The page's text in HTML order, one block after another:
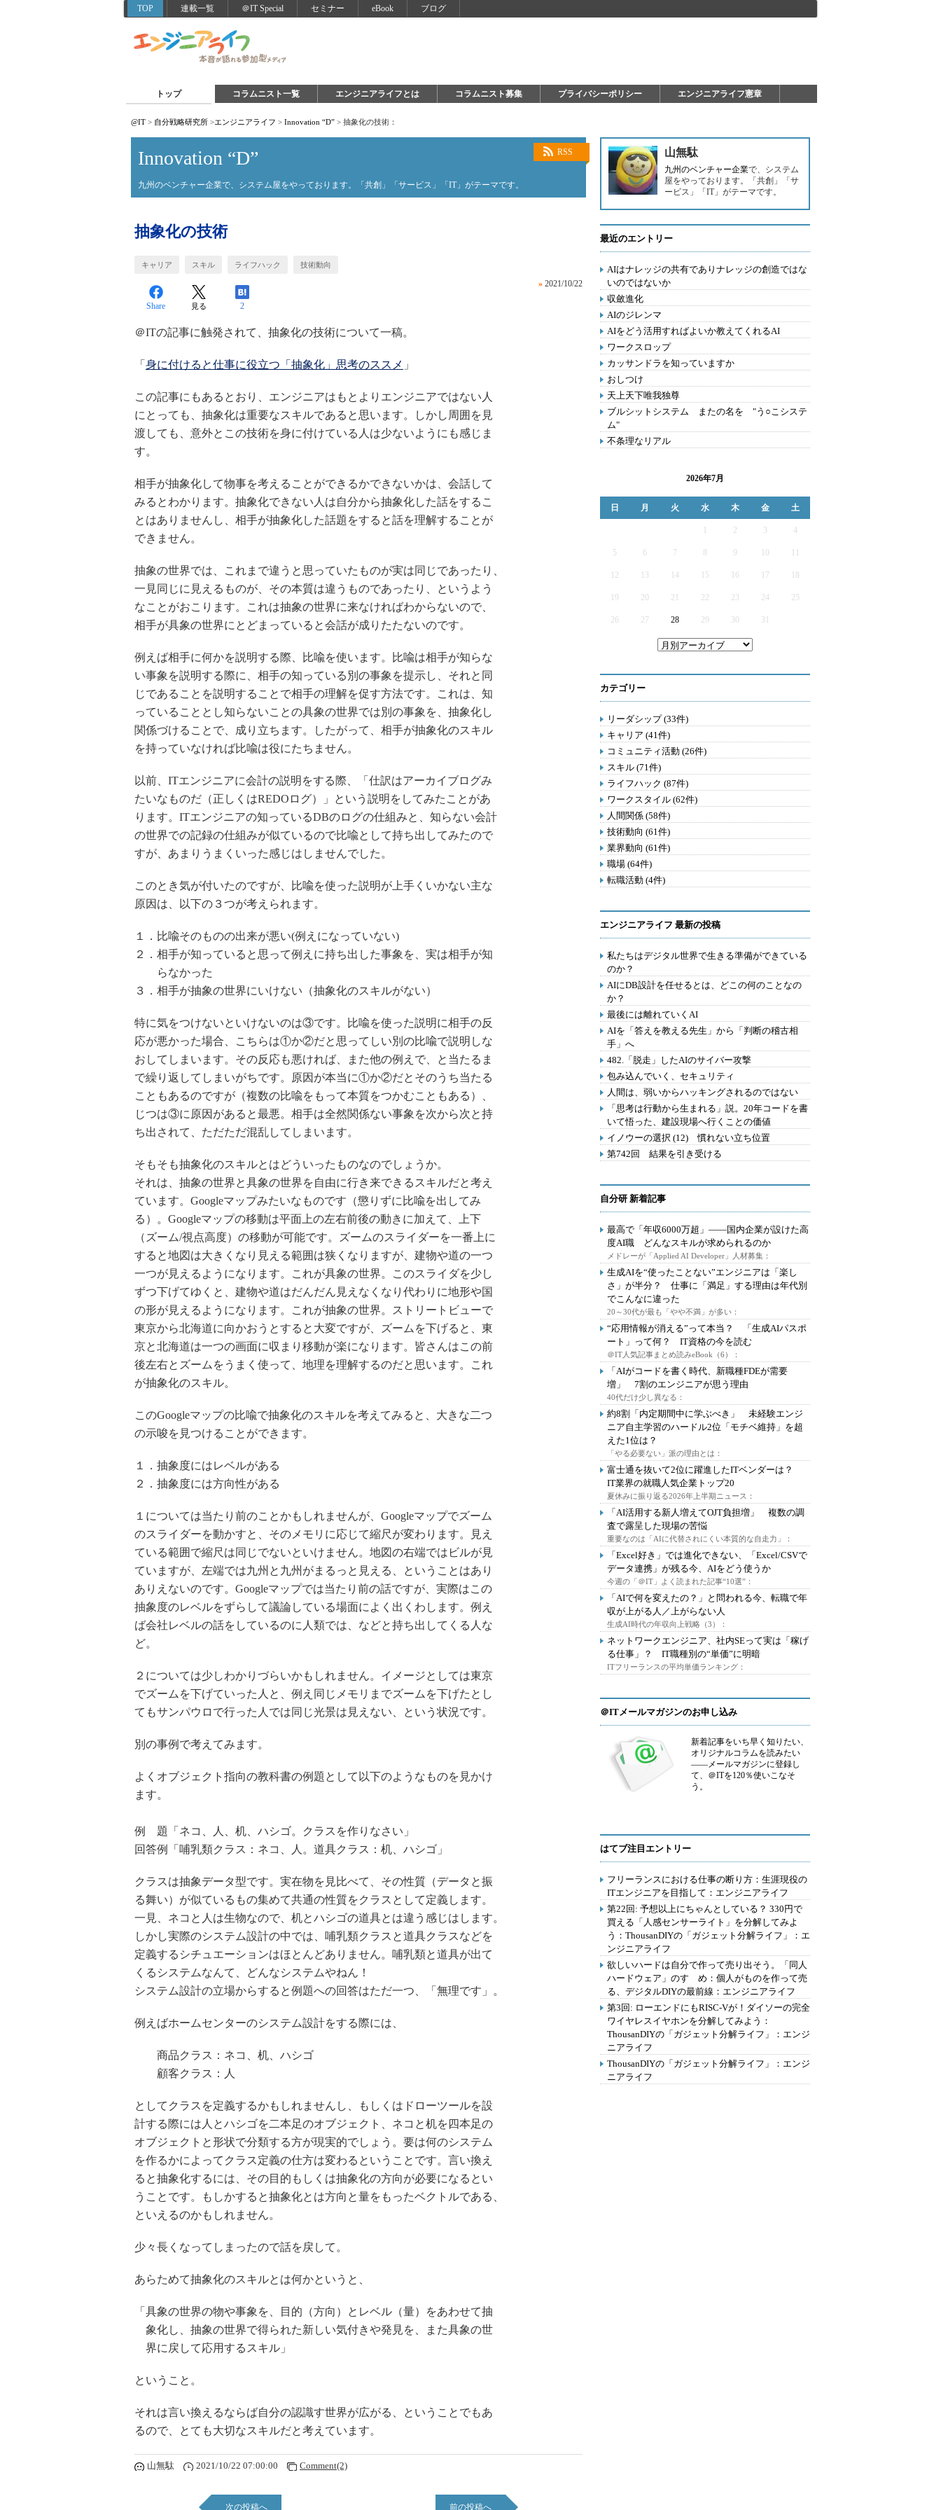
TOP 連載一覧 ＠IT Special セミナー eBook ブログ
トップ コラムニスト一覧 エンジニアライフとは コラムニスト募集 プライバシーポリシー エンジニアライフ憲章
@IT > 自分戦略研究所 >エンジニアライフ > Innovation “D” > 抽象化の技術：
RSS
Innovation “D”
九州のベンチャー企業で、システム屋をやっております。「共創」「サービス」「IT」がテーマです。
抽象化の技術
キャリア スキル ライフハック 技術動向
» 2021/10/22
Share 見る 2
＠ITの記事に触発されて、抽象化の技術について一稿。
「 身に付けると仕事に役立つ「抽象化」思考のススメ 」
この記事にもあるとおり、エンジニアはもとよりエンジニアではない人
にとっても、抽象化は重要なスキルであると思います。しかし周囲を見
渡しても、意外とこの技術を身に付けている人は少ないようにも感じま
す。
相手が抽象化して物事を考えることができるかできないかは、会話して
みるとわかります。抽象化できない人は自分から抽象化した話をするこ
とはありませんし、相手が抽象化した話題をすると話を理解することが
できません。
抽象の世界では、これまで違うと思っていたものが実は同じであったり、
一見同じに見えるものが、その本質は違うものであったり、というよう
なことがおこります。これは抽象の世界に来なければわからないので、
相手が具象の世界にとどまっていると会話が成りたたないのです。
例えば相手に何かを説明する際、比喩を使います。比喩は相手が知らな
い事象を説明する際に、相手の知っている別の事象を提示し、それと同
じであることを説明することで相手の理解を促す方法です。これは、知
っていることとし知らないことの具象の世界では別の事象を、抽象化し
関係づけることで、成り立ちます。したがって、相手が抽象化のスキル
を持っていなければ比喩は役にたちません。
以前、ITエンジニアに会計の説明をする際、「仕訳はアーカイブログみ
たいなものだ（正しくはREDOログ）」という説明をしてみたことがあ
ります。ITエンジニアの知っているDBのログの仕組みと、知らない会計
の世界での記録の仕組みが似ているので比喩として持ち出してみたので
すが、あまりうまくいった感じはしませんでした。
このとき気が付いたのですが、比喩を使った説明が上手くいかない主な
原因は、以下の３つが考えられます。
１．比喩そのものの出来が悪い(例えになっていない)
２．相手が知っていると思って例えに持ち出した事象を、実は相手が知
らなかった
３．相手が抽象の世界にいけない（抽象化のスキルがない）
特に気をつけないといけないのは③です。比喩を使った説明に相手の反
応が悪かった場合、こちらは①か②だと思ってしい別の比喩で説明しな
おしてしまいます。その反応も悪ければ、また他の例えで、と当たるま
で繰り返してしまいがちです。原因が本当に①か②だとそのうち当たる
こともあるのですが（複数の比喩をもって本質をつかむこともある）、
じつは③に原因があると最悪。相手は全然関係ない事象を次から次と持
ち出されて、ただただ混乱してしまいます。
そもそも抽象化のスキルとはどういったものなのでしょうか。
それは、抽象の世界と具象の世界を自由に行き来できるスキルだと考え
ています。Googleマップみたいなものです（懲りずに比喩を出してみ
る）。Googleマップの移動は平面上の左右前後の動きに加えて、上下
（ズーム/視点高度）の移動が可能です。ズームのスライダーを一番上に
すると地図は大きくなり見える範囲は狭くなりますが、建物や道の一つ
一つが見えるようになります。これが具象の世界。このスライダを少し
ずつ下げてゆくと、建物や道はだんだん見えなくなり代わりに地形や国
の形が見えるようになります。これが抽象の世界。ストリートビューで
東京から北海道に向かおうとすると大変ですが、ズームを下げると、東
京と北海道は一つの画面に収まり移動が楽になります。皆さんはこの前
後左右とズームをうまく使って、地理を理解するのだと思います。これ
が抽象化のスキル。
このGoogleマップの比喩で抽象化のスキルを考えてみると、大きな二つ
の示唆を見つけることができます。
１．抽象度にはレベルがある
２．抽象度には方向性がある
１については当たり前のことかもしれませんが、Googleマップでズーム
のスライダーを動かすと、そのメモリに応じて縮尺が変わります。見え
ている範囲で縮尺は同じでないといけません。地図の右端ではビルが見
ていますが、左端では九州と九州がまるっと見える、ということはあり
ありえないのです。Googleマップでは当たり前の話ですが、実際はこの
抽象度のレベルをずらして議論している場面によく出くわします。例え
ば会社レベルの話をしているのに人類では、などと持ち出してくる人な
ど。
２については少しわかりづらいかもしれません。イメージとしては東京
でズームを下げていった人と、例え同じメモリまでズームを下げたとし
てもサンパウロで行った人では同じ光景は見えない、という状況です。
別の事例で考えてみます。
よくオブジェクト指向の教科書の例題として以下のようなものを見かけ
ます。
例 題「ネコ、人、机、ハシゴ。クラスを作りなさい」
回答例「哺乳類クラス：ネコ、人。道具クラス：机、ハシゴ」
クラスは抽象データ型です。実在物を見比べて、その性質（データと振
る舞い）が似ているもの集めて共通の性質をクラスとして定義します。
一見、ネコと人は生物なので、机とハシゴの道具とは違う感じはします。
しかし実際のシステム設計の中では、哺乳類クラスと道具クラスなどを
定義するシチュエーションはほとんどありません。哺乳類と道具が出て
くるシステムなんて、どんなシステムやねん！
システム設計の立場からすると例題への回答はただ一つ、「無理です」。
例えばホームセンターのシステム設計をする際には、
商品クラス：ネコ、机、ハシゴ
顧客クラス：人
としてクラスを定義するかもしれませんし、もしくはドローツールを設
計する際には人とハシゴを二本足のオブジェクト、ネコと机を四本足の
オブジェクトと形状で分類する方が現実的でしょう。要は何のシステム
を作るかによってクラス定義の仕方は変わるということです。言い換え
ると抽象化するには、その目的もしくは抽象化の方向が必要になるとい
うことです。もしかすると抽象化とは方向と量をもったベクトルである、
といえるのかもしれません。
少々長くなってしまったので話を戻して。
あらためて抽象化のスキルとは何かというと、
「具象の世界の物や事象を、目的（方向）とレベル（量）をあわせて抽
象化し、抽象の世界で得られた新しい気付きや発見を、また具象の世
界に戻して応用するスキル」
ということ。
それは言い換えるならば自分の認識す世界が広がる、ということでもあ
るので、とても大切なスキルだと考えています。
山無駄 2021/10/22 07:00:00 Comment(2)
次の投稿へ 前の投稿へ
山無駄
九州のベンチャー企業で、システム
屋をやっております。「共創」「サ
ービス」「IT」がテーマです。
最近のエントリー
AIはナレッジの共有でありナレッジの創造ではな
いのではないか
収斂進化
AIのジレンマ
AIをどう活用すればよいか教えてくれるAI
ワークスロップ
カッサンドラを知っていますか
おしつけ
天上天下唯我独尊
ブルシットシステム またの名を "う○こシステ
ム"
不条理なリアル
2026年7月
日 月 火 水 木 金 土
2 3 4
5 6 7 9
12 13 14 15 16 17
19 20 21 22 23 24 25
26 27 28 29 30 31
カテゴリー
リーダシップ (33件)
キャリア (41件)
コミュニティ活動 (26件)
スキル (71件)
ライフハック (87件)
ワークスタイル (62件)
人間関係 (58件)
技術動向 (61件)
業界動向 (61件)
職場 (64件)
転職活動 (4件)
エンジニアライフ 最新の投稿
私たちはデジタル世界で生きる準備ができている
のか？
AIにDB設計を任せるとは、どこの何のことなの
か？
最後には離れていくAI
AIを「答えを教える先生」から「判断の稽古相
手」へ
482.「脱走」したAIのサイバー攻撃
包み込んでいく、セキュリティ
人間は、弱いからハッキングされるのではない
「思考は行動から生まれる」説。20年コードを書
いて悟った、建設現場へ行くことの価値
イノウーの選択 (12) 慣れない立ち位置
第742回 結果を引き受ける
自分研 新着記事
最高で「年収6000万超」――国内企業が設けた高
度AI職 どんなスキルが求められるのか
メドレーが「Applied AI Developer」人材募集：
生成AIを“使ったことない”エンジニアは「楽し
さ」が半分？ 仕事に「満足」する理由は年代別
でこんなに違った
20～30代が最も「やや不満」が多い：
“応用情報が消える”って本当？ 「生成AIパスポ
ート」って何？ IT資格の今を読む
＠IT人気記事まとめ読みeBook（6）：
「AIがコードを書く時代、新職種FDEが需要
増」 7割のエンジニアが思う理由
40代だけ少し異なる：
約8割「内定期間中に学ぶべき」 未経験エンジ
ニア自主学習のハードル2位「モチベ維持」を超
えた1位は？
「やる必要ない」派の理由とは：
富士通を抜いて2位に躍進したITベンダーは？
IT業界の就職人気企業トップ20
夏休みに振り返る2026年上半期ニュース：
「AI活用する新人増えてOJT負担増」 複数の調
査で露呈した現場の苦悩
重要なのは「AIに代替されにくい本質的な自走力」：
「Excel好き」では進化できない、「Excel/CSVで
データ連携」が残る今、AIをどう使うか
今週の「＠IT」よく読まれた記事“10選”：
「AIで何を変えたの？」と問われる今、転職で年
収が上がる人／上がらない人
生成AI時代の年収向上戦略（3）：
ネットワークエンジニア、社内SEって実は「稼げ
る仕事」？ IT職種別の“単価”に明暗
ITフリーランスの平均単価ランキング：
＠ITメールマガジンのお申し込み
新着記事をいち早く知りたい、
オリジナルコラムを読みたい
――メールマガジンに登録し
て、＠ITを120％使いこなそ
う。
はてブ注目エントリー
フリーランスにおける仕事の断り方：生涯現役の
ITエンジニアを目指して：エンジニアライフ
第22回: 予想以上にちゃんとしている？ 330円で
買える「人感センサーライト」を分解してみよ
う：ThousanDIYの「ガジェット分解ライフ」：エ
ンジニアライフ
欲しいハードは自分で作って売り出そう。「同人
ハードウェア」のすゝめ：個人がものを作って売
る、デジタルDIYの最前線：エンジニアライフ
第3回: ローエンドにもRISC-Vが！ダイソーの完全
ワイヤレスイヤホンを分解してみよう：
ThousanDIYの「ガジェット分解ライフ」：エンジ
ニアライフ
ThousanDIYの「ガジェット分解ライフ」：エンジ
ニアライフ